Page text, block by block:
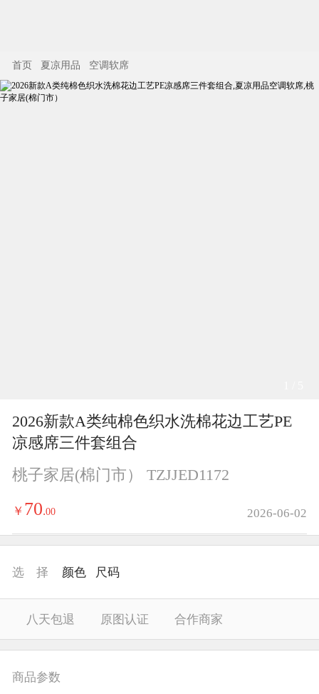
首页 夏凉用品 空调软席
2026新款A类纯棉色织水洗棉花边工艺PE
凉感席三件套组合
桃子家居(棉门市） TZJJED1172
￥ 70.00 2026-06-02
选 择 颜色 尺码
八天包退 原图认证 合作商家
商品参数